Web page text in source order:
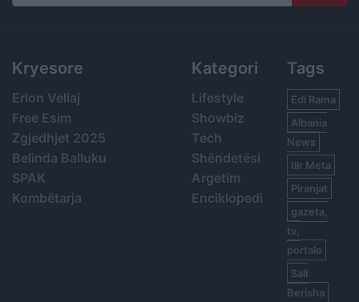
Search
Kryesore
Erion Veliaj
Free Esim
Zgjedhjet 2025
Belinda Balluku
SPAK
Kombëtarja
Kategori
Lifestyle
Showbiz
Tech
Shëndetësi
Argetim
Enciklopedi
Tags
Edi Rama
Albania
News
Ilir Meta
Piranjat
gazeta,
tv,
portale
Sali
Berisha